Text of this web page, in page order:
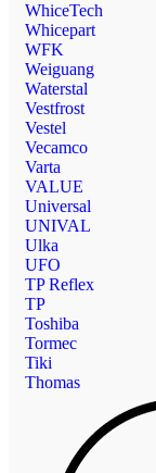
WhiceTech
Whicepart
WFK
Weiguang
Waterstal
Vestfrost
Vestel
Vecamco
Varta
VALUE
Universal
UNIVAL
Ulka
UFO
TP Reflex
TP
Toshiba
Tormec
Tiki
Thomas